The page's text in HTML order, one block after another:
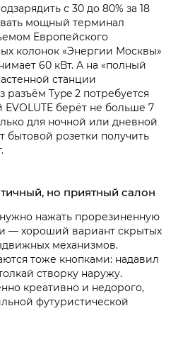
с 30 до 80% за 18
мощный терминал
Европейского
колонок «Энергии Москвы»
60 кВт. А на «полный
станции
разъём Type 2 потребуется
EVOLUTE берёт не больше 7
для ночной или дневной
бытовой розетки получить
но приятный салон
нажать прорезиненную
— хороший вариант скрытых
механизмов.
тоже кнопками: надавил
створку наружу.
креативно и недорого,
футуристической